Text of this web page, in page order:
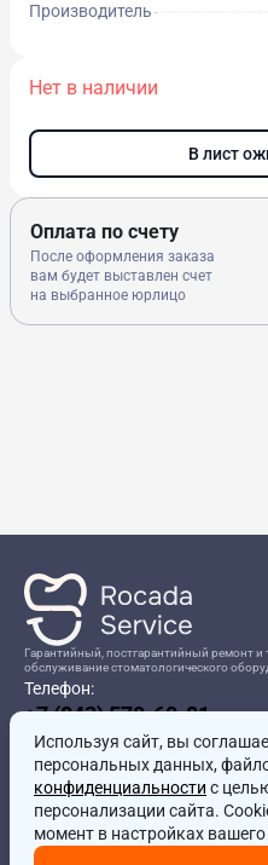
Производитель
Нет в наличии
В лист
Оплата по счету
После оформления заказа
вам будет выставлен счет
на выбранное юрлицо
Гарантийный, постгарантийный ремонт и
обслуживание стоматологического
Телефон:
+7 (843) 570-60-81
Режим работы:8:00-17:00
Адрес:
г.Казань, ул.Проспект
Почта:
service@rocadamed.ru
Используя сайт, вы
персональных данных,
конфиденциальности с
персонализации сайта.
момент в настройках вашего